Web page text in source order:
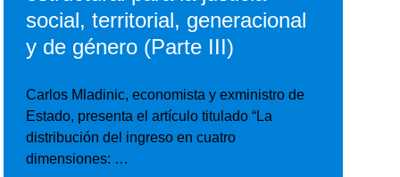
social, territorial, generacional
y de género (Parte III)
Carlos Mladinic, economista y exministro de
Estado, presenta el artículo titulado “La
distribución del ingreso en cuatro
dimensiones: …